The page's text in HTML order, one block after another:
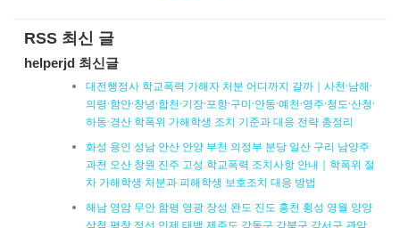
RSS 최신 글
helperjd 최신글
대전행정사 학교폭력 가해자 처분 어디까지 갈까｜사천·남해·
의령·함안·창녕·합천·기장·포항·구미·안동·예천·영주·청도·산청·
하동·경산 학폭위 가해학생 조치 기준과 대응 전략 총정리
화성 용인 성남 안산 안양 부천 의정부 분당 일산 구리 남양주
과천 오산 창원 진주 고성 학교폭력 조치사항 안내｜학폭위 절
차 가해학생 처분과 피해학생 보호조치 대응 방법
해남 영암 무안 함평 영광 장성 완도 진도 홍천 횡성 영월 양양